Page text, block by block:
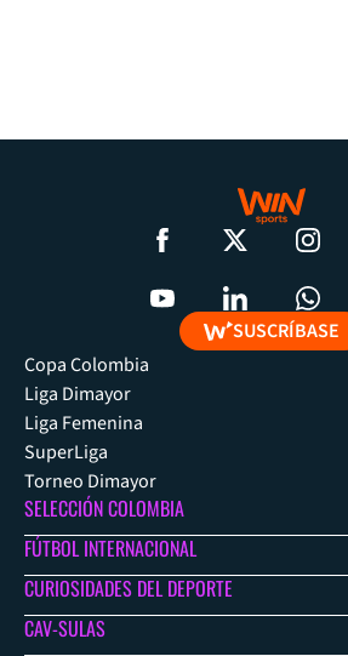
SUSCRÍBASE
Copa Colombia
Liga Dimayor
Liga Femenina
SuperLiga
Torneo Dimayor
SELECCIÓN COLOMBIA
FÚTBOL INTERNACIONAL
CURIOSIDADES DEL DEPORTE
CAV-SULAS